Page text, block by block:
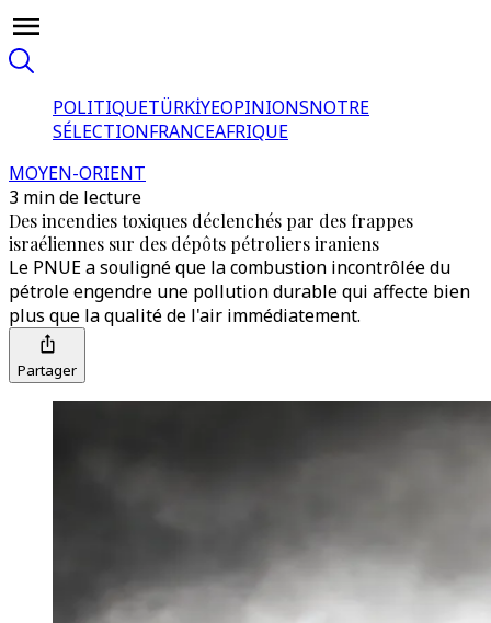
POLITIQUETÜRKİYEOPINIONSNOTRE
SÉLECTIONFRANCEAFRIQUE
MOYEN-ORIENT
3 min de lecture
Des incendies toxiques déclenchés par des frappes
israéliennes sur des dépôts pétroliers iraniens
Le PNUE a souligné que la combustion incontrôlée du
pétrole engendre une pollution durable qui affecte bien
plus que la qualité de l'air immédiatement.
Partager